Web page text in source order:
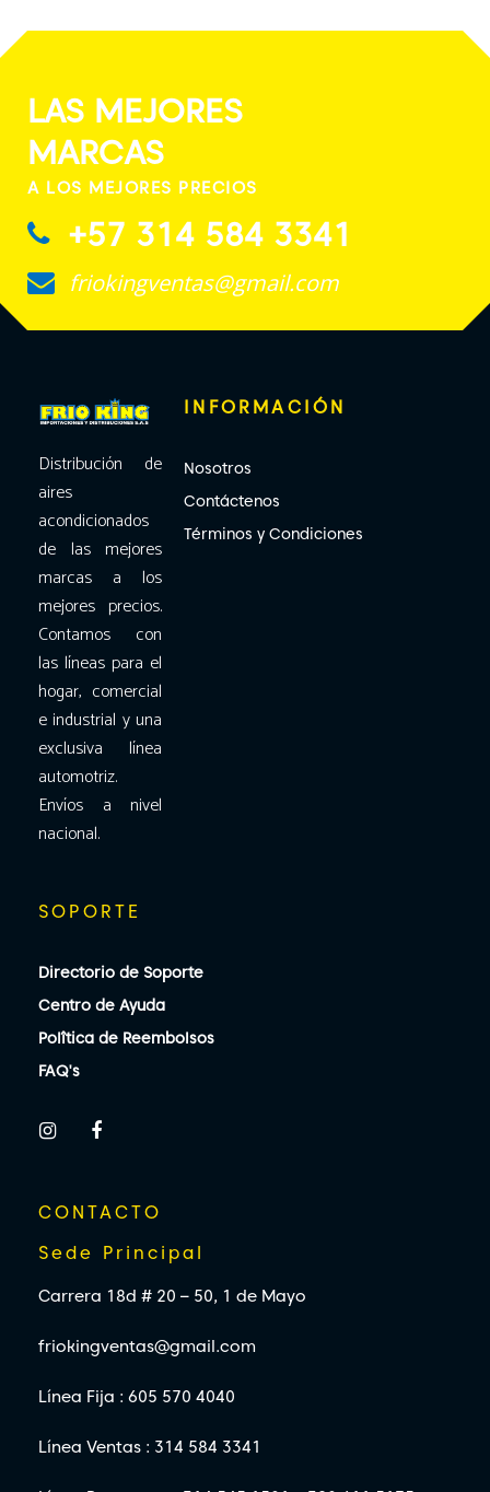
LAS MEJORES
MARCAS
A LOS MEJORES PRECIOS
+57 314 584 3341
friokingventas@gmail.com
Distribución de
aires
acondicionados
de las mejores
marcas a los
mejores precios.
Contamos con
las líneas para el
hogar, comercial
e industrial y una
exclusiva línea
automotriz.
Envíos a nivel
nacional.
INFORMACIÓN
Nosotros
Contáctenos
Términos y Condiciones
SOPORTE
Directorio de Soporte
Centro de Ayuda
Polîtica de Reembolsos
FAQ's
CONTACTO
Sede Principal
Carrera 18d # 20 – 50, 1 de Mayo
friokingventas@gmail.com
Línea Fija : 605 570 4040
Línea Ventas : 314 584 3341